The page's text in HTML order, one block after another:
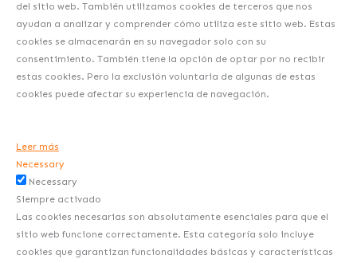
del sitio web. También utilizamos cookies de terceros que nos
ayudan a analizar y comprender cómo utiliza este sitio web. Estas
cookies se almacenarán en su navegador solo con su
consentimiento. También tiene la opción de optar por no recibir
estas cookies. Pero la exclusión voluntaria de algunas de estas
cookies puede afectar su experiencia de navegación.
Leer más
Necessary
Necessary
Siempre activado
Las cookies necesarias son absolutamente esenciales para que el
sitio web funcione correctamente. Esta categoría solo incluye
cookies que garantizan funcionalidades básicas y características